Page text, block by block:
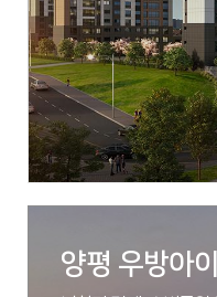
양평 우방아